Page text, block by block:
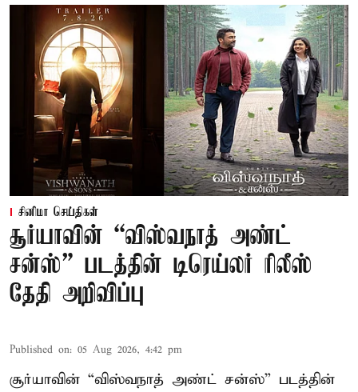
சினிமா செய்திகள்
சூர்யாவின் “விஸ்வநாத் அண்ட்
சன்ஸ்” படத்தின் டிரெய்லர் ரிலீஸ்
தேதி அறிவிப்பு
Published on: 05 Aug 2026, 4:42 pm
சூர்யாவின் “விஸ்வநாத் அண்ட் சன்ஸ்” படத்தின்